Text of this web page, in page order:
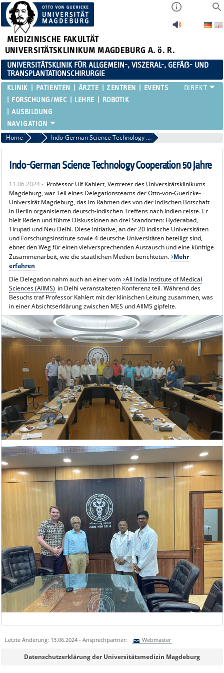
MEDIZINISCHE FAKULTÄT
UNIVERSITÄTSKLINIKUM MAGDEBURG A. ö. R.
UNIVERSITÄTSKLINIK FÜR ALLGEMEIN-, VISZERAL-, GEFÄẞ- UND
TRANSPLANTATIONSCHIRURGIE
KLINIK PATIENTEN ÄRZTE ZENTREN
EVENTS
FORSCHUNG/MEC
LEHRE
ROBOTIK
AUSBILDUNG
Home News Indo-German Science Technology Cooperation 50 Jahre
Indo-German Science Technology Cooperation 50 Jahre
11.06.2024 - Professor Ulf Kahlert, Vertreter des Universitätsklinikums
Magdeburg, war Teil eines Delegationsteams der Otto-von-Guericke-
Universität Magdeburg, das im Rahmen des von der indischen Botschaft
in Berlin organisierten deutsch-indischen Treffens nach Indien reiste. Er
hielt Reden und führte Diskussionen an drei Standorten: Hyderabad,
Tirupati und Neu Delhi. Diese Initiative, an der 20 indische Universitäten
und Forschungsinstitute sowie 4 deutsche Universitäten beteiligt sind,
ebnet den Weg für einen vielversprechenden Austausch und eine künftige
Zusammenarbeit, wie die staatlichen Medien berichteten. Mehr
erfahren
Die Delegation nahm auch an einer vom All India Institute of Medical
Sciences (AIIMS) in Delhi veranstalteten Konferenz teil. Während des
Besuchs traf Professor Kahlert mit der klinischen Leitung zusammen, was
in einer Absichtserklärung zwischen MES und AIIMS gipfelte.
Letzte Änderung: 13.06.2024 - Ansprechpartner: Webmaster
Sie können eine Nachricht versenden an:Webmaster
Datenschutzerklärung der Universitätsmedizin Magdeburg